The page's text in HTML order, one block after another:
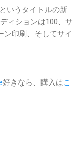
いうタイトルの新
ィションは100、サ
ン印刷、そしてサイ
好きなら、購入はこ